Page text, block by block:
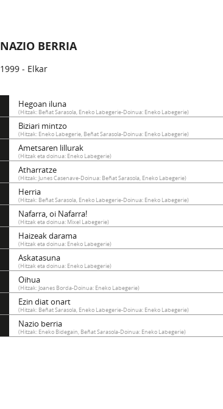
NAZIO BERRIA
1999 - Elkar
Hegoan iluna
(Hitzak: Beñat Sarasola, Eneko Labegerie-Doinua: Eneko Labegerie)
Biziari mintzo
(Hitzak: Eneko Labegerie, Beñat Sarasola-Doinua: Eneko Labegerie)
Ametsaren lillurak
(Hitzak eta doinua: Eneko Labegerie)
Atharratze
(Hitzak: Junes Casenave-Doinua: Beñat Sarasola, Eneko Labegerie)
Herria
(Hitzak: Beñat Sarasola, Eneko Labegerie-Doinua: Eneko Labegerie)
Nafarra, oi Nafarra!
(Hitzak eta doinua: Mixel Labegerie)
Haizeak darama
(Hitzak eta doinua: Eneko Labegerie)
Askatasuna
(Hitzak eta doinua: Eneko Labegerie)
Oihua
(Hitzak: Joanes Borda-Doinua: Eneko Labegerie)
Ezin diat onart
(Hitzak: Beñat Sarasola, Eneko Labegerie-Doinua: Eneko Labegerie)
Nazio berria
(Hitzak: Eneko Bidegain, Beñat Sarasola-Doinua: Eneko Labegerie)